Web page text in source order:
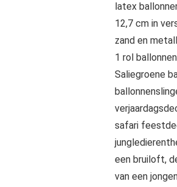
latex
12,7 cm in
zand en
1 rol
Saliegroene
safari
een bruiloft,
van een